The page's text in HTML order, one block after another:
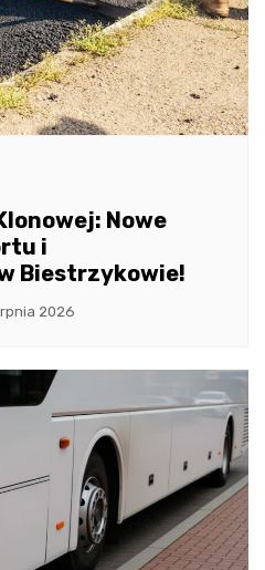
Nowe
i
Biestrzykowie!
2026